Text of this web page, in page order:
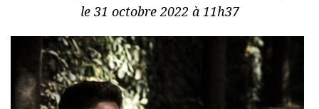
le 31 octobre 2022 à 11h37